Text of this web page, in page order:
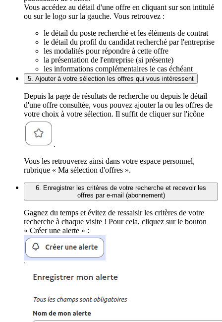
Vous accédez au détail d'une offre en cliquant sur son intitulé
ou sur le logo sur la gauche. Vous retrouvez :
le détail du poste recherché et les éléments de contrat
le détail du profil du candidat recherché par l'entreprise
les modalités pour répondre à cette offre
la présentation de l'entreprise (si présente)
les informations complémentaires le cas échéant
5. Ajouter à votre sélection les offres qui vous intéressent
Depuis la page de résultats de recherche ou depuis le détail
d'une offre consultée, vous pouvez ajouter la ou les offres de
votre choix à votre sélection. Il suffit de cliquer sur l'icône
.
Vous les retrouverez ainsi dans votre espace personnel,
rubrique « Ma sélection d'offres ».
6. Enregistrer les critères de votre recherche et recevoir les
offres par e-mail (abonnement)
Gagnez du temps et évitez de ressaisir les critères de votre
recherche à chaque visite ! Pour cela, cliquez sur le bouton
« Créer une alerte » :